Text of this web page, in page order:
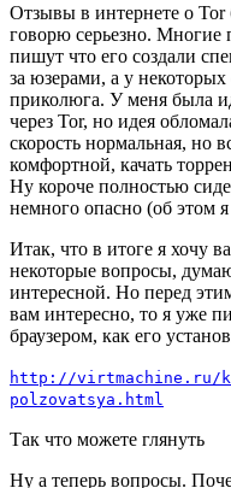
Отзывы в интернете о Tor
говорю серьезно.
пишут что его создали
за юзерами, а у некоторых
приколюга. У меня была
через Tor, но идея
скорость нормальная, но
комфортной, качать
Ну короче полностью
немного опасно (об этом
Итак, что в итоге я хочу
некоторые вопросы,
интересной. Но перед
вам интересно, то я уже
браузером, как его
http://virtmachine.ru/
polzovatsya.html
Так что можете глянуть
Ну а теперь вопросы.